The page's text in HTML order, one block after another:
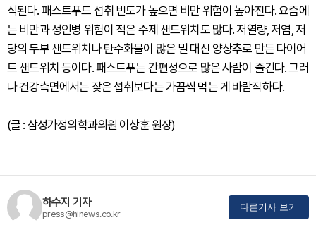
식된다. 패스트푸드 섭취 빈도가 높으면 비만 위험이 높아진다. 요즘에
는 비만과 성인병 위험이 적은 수제 샌드위치도 많다. 저열량, 저염, 저
당의 두부 샌드위치나 탄수화물이 많은 밀 대신 양상추로 만든 다이어
트 샌드위치 등이다. 패스트푸는 간편성으로 많은 사람이 즐긴다. 그러
나 건강측면에서는 잦은 섭취보다는 가끔씩 먹는 게 바람직하다.
(글 : 삼성가정의학과의원 이상훈 원장)
하수지 기자
press@hinews.co.kr
다른기사 보기